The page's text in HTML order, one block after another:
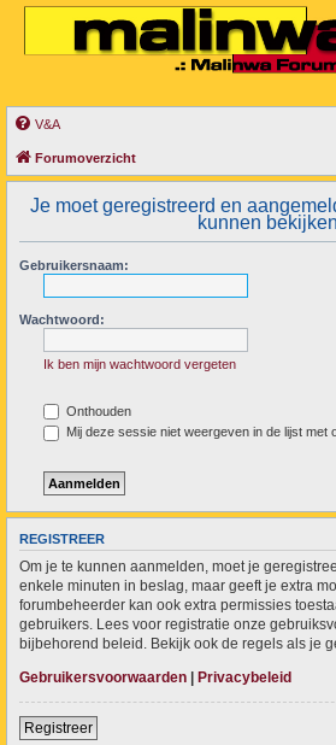
V&A
Forumoverzicht
Je moet geregistreerd en
kunnen
Gebruikersnaam:
Wachtwoord:
Ik ben mijn wachtwoord vergeten
Onthouden
Mij deze sessie niet weergeven in de lijst met
REGISTREER
Om je te kunnen aanmelden, moet je
enkele minuten in beslag, maar geeft je extra
forumbeheerder kan ook extra permissies
gebruikers. Lees voor registratie onze
bijbehorend beleid. Bekijk ook de regels als je
Gebruikersvoorwaarden
Privacybeleid
Registreer